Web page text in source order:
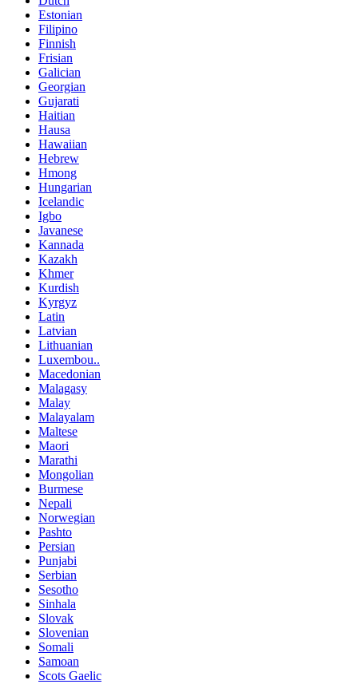
Estonian
Filipino
Finnish
Frisian
Galician
Georgian
Gujarati
Haitian
Hausa
Hawaiian
Hebrew
Hmong
Hungarian
Icelandic
Igbo
Javanese
Kannada
Kazakh
Khmer
Kurdish
Kyrgyz
Latin
Latvian
Lithuanian
Luxembou..
Macedonian
Malagasy
Malay
Malayalam
Maltese
Maori
Marathi
Mongolian
Burmese
Nepali
Norwegian
Pashto
Persian
Punjabi
Serbian
Sesotho
Sinhala
Slovak
Slovenian
Somali
Samoan
Scots Gaelic